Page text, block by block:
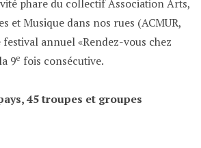
phare du collectif Association Arts,
et Musique dans nos rues (ACMUR,
festival annuel «Rendez-vous chez
9e fois consécutive.
45 troupes et groupes